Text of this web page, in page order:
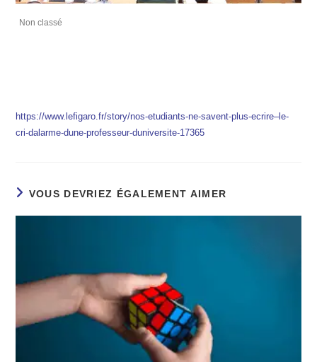
Non classé
https://www.lefigaro.fr/story/nos-etudiants-ne-savent-plus-ecrire–le-
cri-dalarme-dune-professeur-duniversite-17365
VOUS DEVRIEZ ÉGALEMENT AIMER